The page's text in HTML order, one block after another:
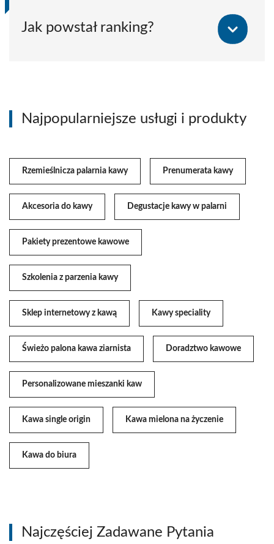
Jak powstał ranking?
Najpopularniejsze usługi i produkty
Rzemieślnicza palarnia kawy Prenumerata kawy
Akcesoria do kawy Degustacje kawy w palarni
Pakiety prezentowe kawowe
Szkolenia z parzenia kawy
Sklep internetowy z kawą Kawy speciality
Świeżo palona kawa ziarnista Doradztwo kawowe
Personalizowane mieszanki kaw
Kawa single origin Kawa mielona na życzenie
Kawa do biura
Najczęściej Zadawane Pytania